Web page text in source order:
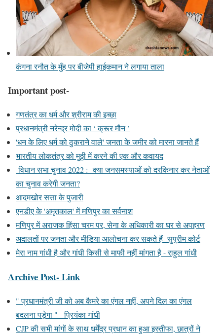
कंगना रनौत के मुँह पर बीजेपी हाईकमान ने लगाया ताला
Important post-
गणतंत्र का धर्म और श्रीराम की इच्छा
प्रधानमंत्री नरेन्द्र मोदी का ‘ क्रूर मौन ’
'धन के लिए धर्म को ठुकराने वाले' जनता के जमीर को मारना जानते हैं
भारतीय लोकतंत्र को मुठ्ठी में करने की एक और कवायद
विधान सभा चुनाव 2022 : क्या जनसमस्याओं को दरकिनार कर नेताओं
का चुनाव करेगी जनता?
आदमखोर सत्ता के पुजारी
एनडीए के 'अमृतकाल' में मणिपुर का सर्वनाश
मणिपुर में अराजक हिंसा चरम पर, सेना के अधिकारी का घर से अपहरण
अदालतों पर जनता और मीडिया आलोचना कर सकते हैं- सुप्रीम कोर्ट
मेरा नाम गांधी है और गांधी किसी से माफी नहीं मांगता है - राहुल गांधी
Archive Post- Link
" प्रधानमंत्री जी को अब कैमरे का एंगल नहीं, अपने दिल का एंगल
बदलना पड़ेगा " - प्रियंका गांधी
CJP की सभी मांगों के साथ धर्मेंद्र प्रधान का हुआ इस्तीफा, छात्रों ने